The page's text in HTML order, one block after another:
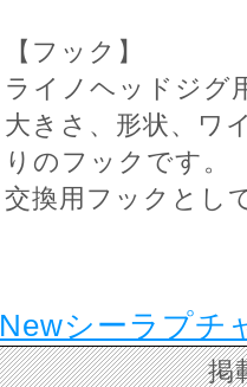
【フック】
ライノヘッドジグ
大きさ、形状、ワ
りのフックです。
交換用フックとし
Newシーラプチ
掲